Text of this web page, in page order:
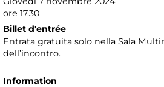
ore 17.30
Billet d'entrée
Entrata gratuita solo nella Sala
dell’incontro.
Information